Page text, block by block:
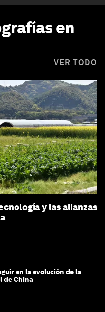
en
VER TODO
y las alianzas
en la evolución de la
de China